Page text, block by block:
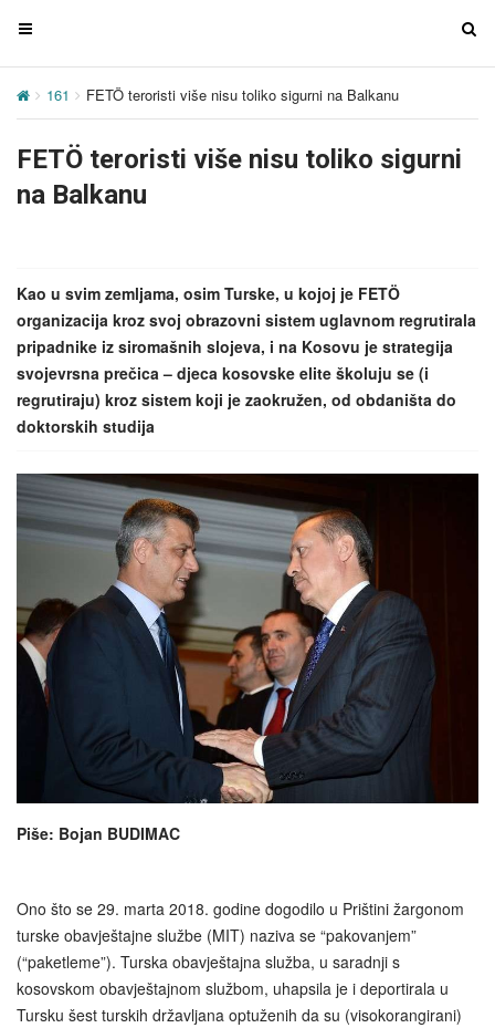
T
g
e
n
g
a
t
i
o
n
T
a
161 FETÖ teroristi više nisu toliko sigurni na Balkanu
FETÖ teroristi više nisu toliko sigurni
na Balkanu
Kao u svim zemljama, osim Turske, u kojoj je FETÖ
organizacija kroz svoj obrazovni sistem uglavnom regrutirala
pripadnike iz siromašnih slojeva, i na Kosovu je strategija
svojevrsna prečica – djeca kosovske elite školuju se (i
regrutiraju) kroz sistem koji je zaokružen, od obdaništa do
doktorskih studija
Piše: Bojan BUDIMAC
Ono što se 29. marta 2018. godine dogodilo u Prištini žargonom
turske obavještajne službe (MIT) naziva se “pakovanjem”
(“paketleme”). Turska obavještajna služba, u saradnji s
kosovskom obavještajnom službom, uhapsila je i deportirala u
Tursku šest turskih državljana optuženih da su (visokorangirani)